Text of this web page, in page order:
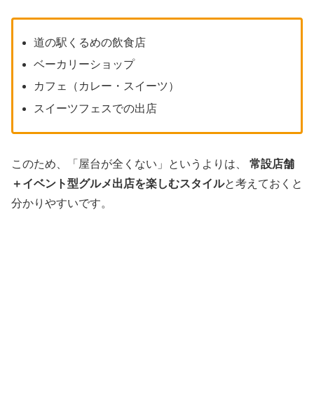
道の駅くるめの飲食店
ベーカリーショップ
カフェ（カレー・スイーツ）
スイーツフェスでの出店
このため、「屋台が全くない」というよりは、 常設店舗
＋イベント型グルメ出店を楽しむスタイルと考えておくと
分かりやすいです。